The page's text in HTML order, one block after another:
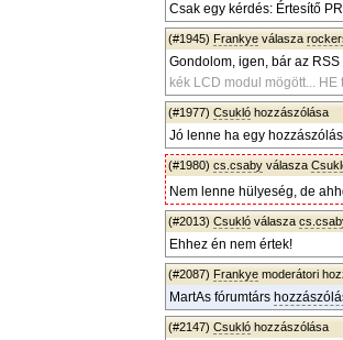
Csak egy kérdés: Értesítő
(#1945) Frankye válasza
Gondolom, igen, bár az
kék LCD modul mögött...
(#1977) Csukló hozzászólása
Jó lenne ha egy
(#1980) cs.csaby válasza
Nem lenne hülyeség, de
(#2013) Csukló válasza
Ehhez én nem értek!
(#2087) Frankye moderátori
MartAs fórumtárs
(#2147) Csukló hozzászólása